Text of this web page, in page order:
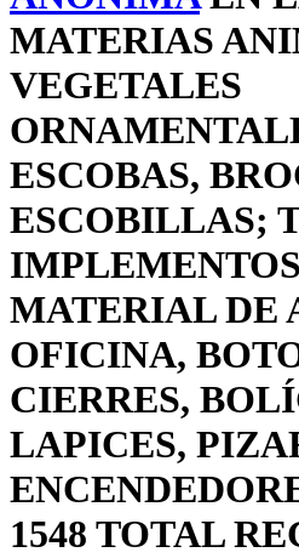
MATERIAS
VEGETALES
ESCOBAS,
ESCOBILLAS;
MATERIAL DE
OFICINA,
CIERRES,
LAPICES,
1548 TOTAL